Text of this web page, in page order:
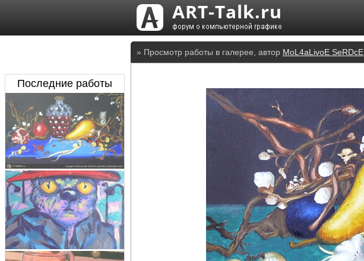
» Просмотр работы в галерее, автор MoL4aLivoE SeRDcE
Последние работы